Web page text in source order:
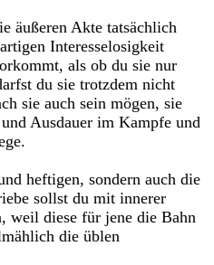
äußeren Akte tatsächlich
Interesselosigkeit
als ob du sie nur
du sie trotzdem nicht
sie auch sein mögen, sie
Ausdauer im Kampfe und
heftigen, sondern auch die
sollst du mit innerer
weil diese für jene die Bahn
die üblen